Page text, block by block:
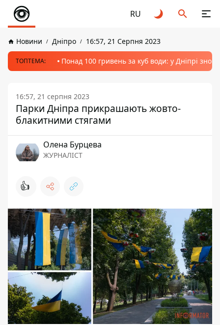
RU
Новини Дніпро 16:57, 21 Серпня 2023
ТОПТЕМА: Понад 100 гривень за куб води: у Дніпрі
16:57, 21 серпня 2023
Парки Дніпра прикрашають жовто-
блакитними стягами
Олена Бурцева
ЖУРНАЛІСТ
👍